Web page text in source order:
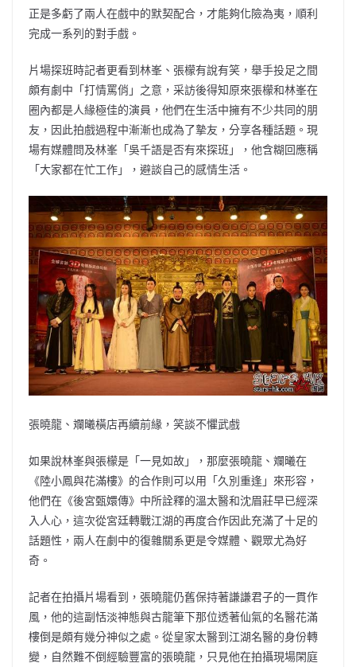
正是多虧了兩人在戲中的默契配合，才能夠化險為夷，順利
完成一系列的對手戲。
片場探班時記者更看到林峯、張檬有說有笑，舉手投足之間
頗有劇中「打情罵俏」之意，采訪後得知原來張檬和林峯在
圈內都是人緣極佳的演員，他們在生活中擁有不少共同的朋
友，因此拍戲過程中漸漸也成為了摯友，分享各種話題。現
場有媒體問及林峯「吳千語是否有來探班」，他含糊回應稱
「大家都在忙工作」，避談自己的感情生活。
張曉龍、斕曦橫店再續前緣，笑談不懼武戲
如果說林峯與張檬是「一見如故」，那麼張曉龍、斕曦在
《陸小鳳與花滿樓》的合作則可以用「久別重逢」來形容，
他們在《後宮甄嬛傳》中所詮釋的溫太醫和沈眉莊早已經深
入人心，這次從宮廷轉戰江湖的再度合作因此充滿了十足的
話題性，兩人在劇中的復雜關系更是令媒體、觀眾尤為好
奇。
記者在拍攝片場看到，張曉龍仍舊保持著謙謙君子的一貫作
風，他的這副恬淡神態與古龍筆下那位透著仙氣的名醫花滿
樓倒是頗有幾分神似之處。從皇家太醫到江湖名醫的身份轉
變，自然難不倒經驗豐富的張曉龍，只見他在拍攝現場閑庭